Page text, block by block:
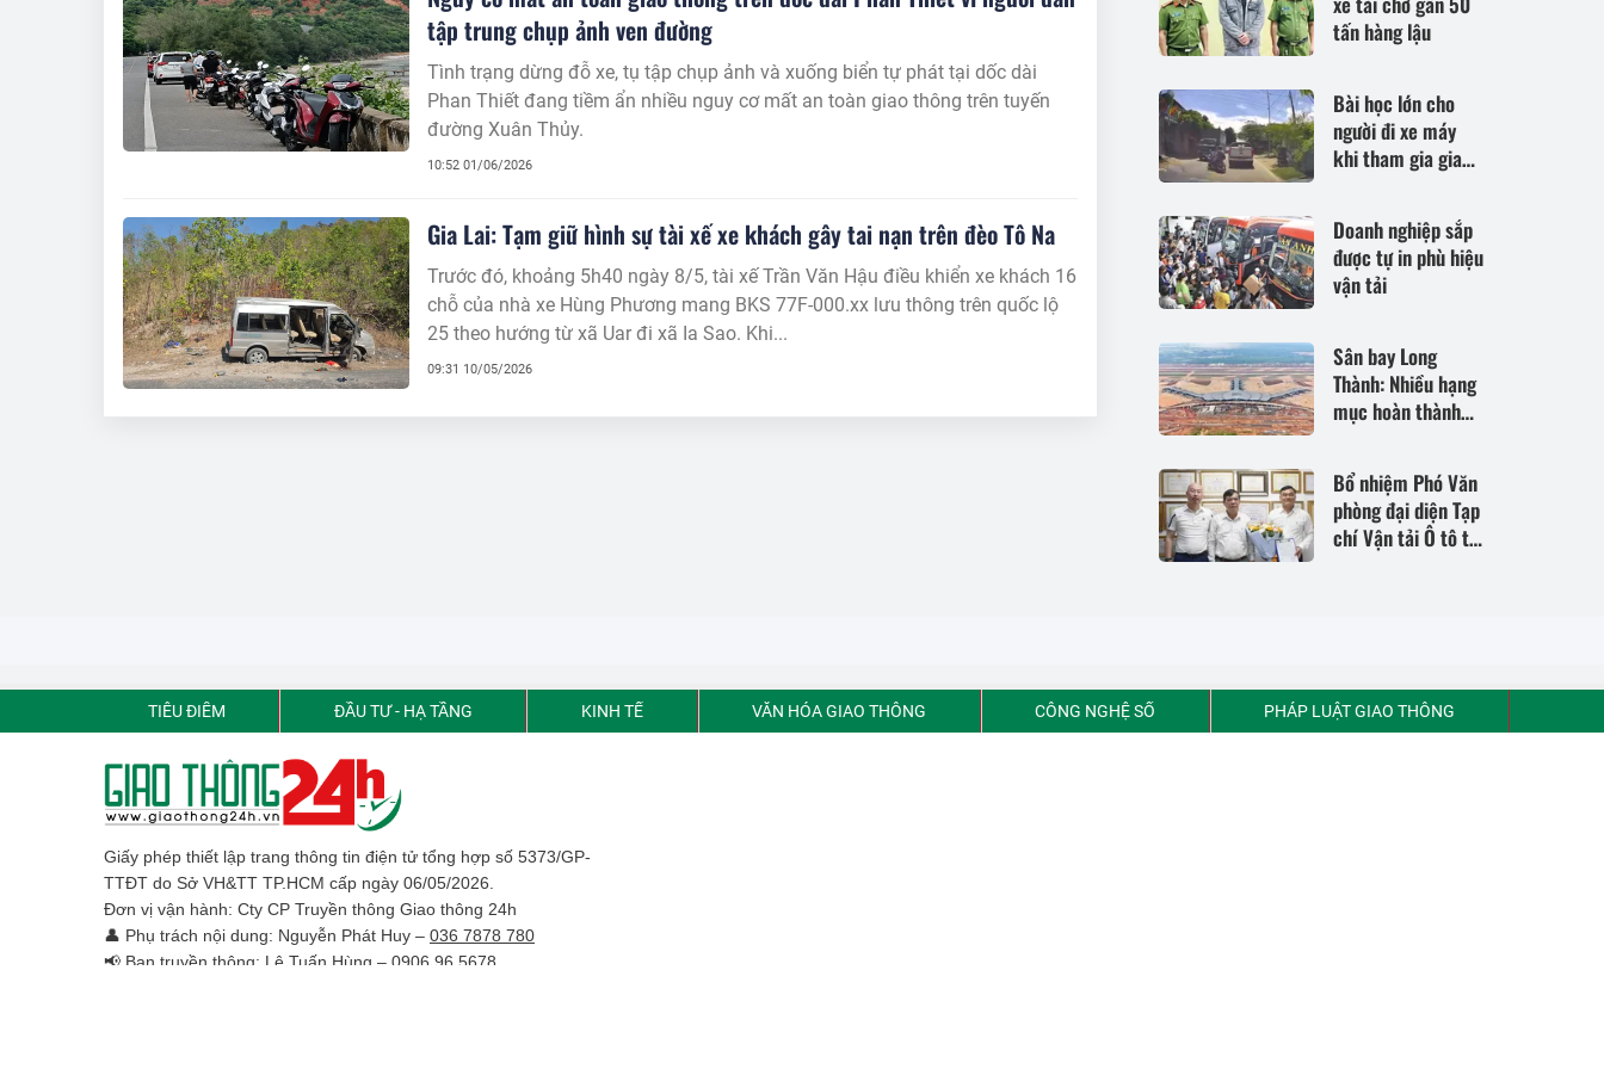
tập trung chụp ảnh ven đường
Tình trạng dừng đỗ xe, tụ tập chụp ảnh và xuống biển tự phát tại dốc dài
Phan Thiết đang tiềm ẩn nhiều nguy cơ mất an toàn giao thông trên tuyến
đường Xuân Thủy.
10:52 01/06/2026
Gia Lai: Tạm giữ hình sự tài xế xe khách gây tai nạn trên đèo Tô Na
Trước đó, khoảng 5h40 ngày 8/5, tài xế Trần Văn Hậu điều khiển xe khách 16
chỗ của nhà xe Hùng Phương mang BKS 77F-000.xx lưu thông trên quốc lộ
25 theo hướng từ xã Uar đi xã Ia Sao. Khi...
09:31 10/05/2026
tấn hàng lậu
Bài học lớn cho
người đi xe máy
khi tham gia giao
Doanh nghiệp sắp
được tự in phù hiệu
vận tải
Sân bay Long
Thành: Nhiều hạng
mục hoàn thành
phục vụ vận hành
thử
Bổ nhiệm Phó Văn
phòng đại diện Tạp
chí Vận tải Ô tô tại
TIÊU ĐIỂM ĐẦU TƯ - HẠ TẦNG KINH TẾ VĂN HÓA GIAO THÔNG CÔNG NGHỆ SỐ PHÁP LUẬT GIAO THÔNG
Giấy phép thiết lập trang thông tin điện tử tổng hợp số 5373/GP-
TTĐT do Sở VH&TT TP.HCM cấp ngày 06/05/2026.
Đơn vị vận hành: Cty CP Truyền thông Giao thông 24h
👤 Phụ trách nội dung: Nguyễn Phát Huy – 036 7878 780
📢 Ban truyền thông: Lê Tuấn Hùng – 0906 96 5678